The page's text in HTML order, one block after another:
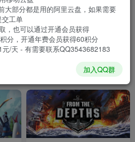
作
同舟共济|Ship of
Fools|1.5.3|整合全DLC
动作 独立
11
大部分都是用的阿里云盘，如果需要
工单
，也可以通过开通会员获得
分，开通年费会员获得60积分
/天 - 有需要联系QQ3543682183
加入QQ群